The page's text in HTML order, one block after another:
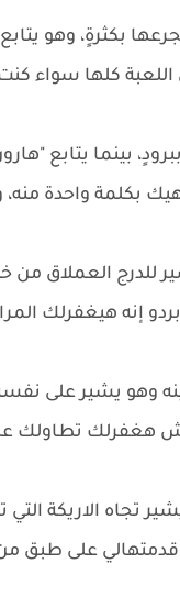
بكثرةٍ، وهو
كلها سواء
بينما يتابع
بكلمة واحدة
للدرج العملاق من
إنه هيغفرلك
وهو يشير على
تطاولك عليا
تجاه الاريكة التي
على طبق من